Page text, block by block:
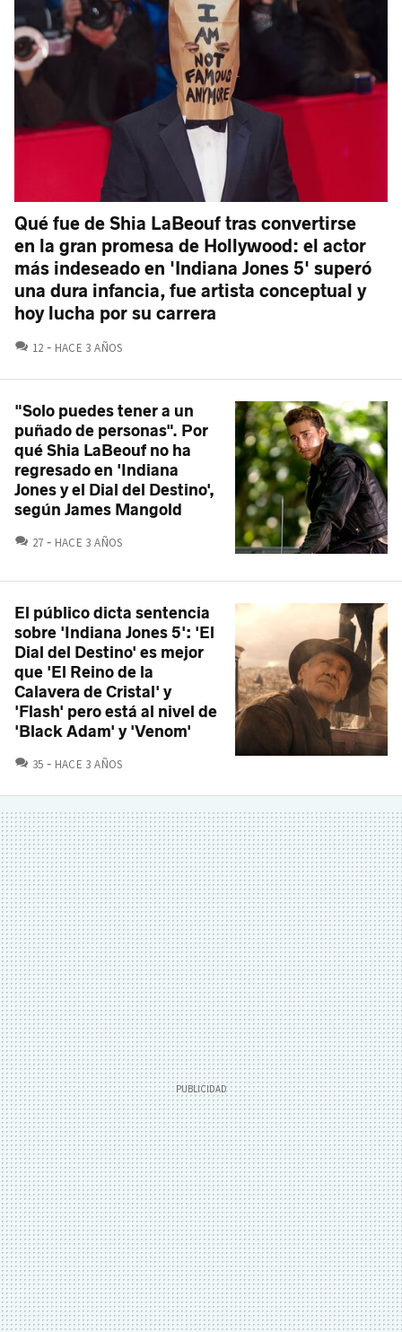
Qué fue de Shia LaBeouf tras convertirse
en la gran promesa de Hollywood: el actor
más indeseado en 'Indiana Jones 5' superó
una dura infancia, fue artista conceptual y
hoy lucha por su carrera
12 COMENTARIOS
HACE 3 AÑOS
"Solo puedes tener a un
puñado de personas". Por
qué Shia LaBeouf no ha
regresado en 'Indiana
Jones y el Dial del Destino',
según James Mangold
27 COMENTARIOS
HACE 3 AÑOS
El público dicta sentencia
sobre 'Indiana Jones 5': 'El
Dial del Destino' es mejor
que 'El Reino de la
Calavera de Cristal' y
'Flash' pero está al nivel de
'Black Adam' y 'Venom'
35 COMENTARIOS
HACE 3 AÑOS